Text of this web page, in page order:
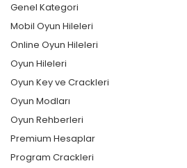
Genel Kategori
Mobil Oyun Hileleri
Online Oyun Hileleri
Oyun Hileleri
Oyun Key ve Crackleri
Oyun Modları
Oyun Rehberleri
Premium Hesaplar
Program Crackleri